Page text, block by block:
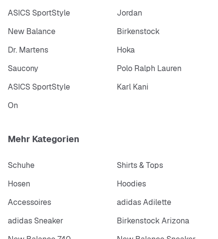
ASICS SportStyle
Jordan
New Balance
Birkenstock
Dr. Martens
Hoka
Saucony
Polo Ralph Lauren
ASICS SportStyle
Karl Kani
On
Mehr Kategorien
Schuhe
Shirts & Tops
Hosen
Hoodies
Accessoires
adidas Adilette
adidas Sneaker
Birkenstock Arizona